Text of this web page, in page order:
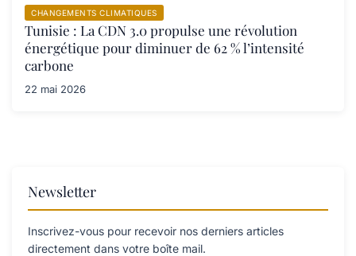
CHANGEMENTS CLIMATIQUES
Tunisie : La CDN 3.0 propulse une révolution
énergétique pour diminuer de 62 % l’intensité
carbone
22 mai 2026
Newsletter
Inscrivez-vous pour recevoir nos derniers articles
directement dans votre boîte mail.